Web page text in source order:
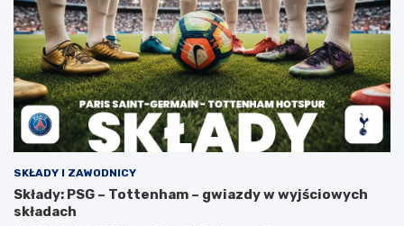
SKŁADY I ZAWODNICY
Składy: PSG – Tottenham – gwiazdy w wyjściowych
składach